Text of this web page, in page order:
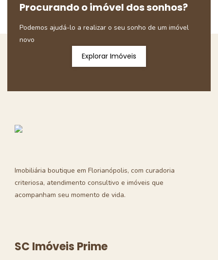
Procurando o imóvel dos sonhos?
Podemos ajudá-lo a realizar o seu sonho de um imóvel
novo
Explorar Imóveis
Imobiliária boutique em Florianópolis, com curadoria
criteriosa, atendimento consultivo e imóveis que
acompanham seu momento de vida.
SC Imóveis Prime